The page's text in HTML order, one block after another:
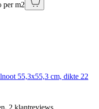
per m2
55,3x55,3 cm, dikte 22